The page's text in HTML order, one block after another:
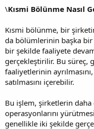
\Kısmi Bölünme Nasıl
Kısmi bölünme, bir
da bölümlerinin başka bir
bir şekilde faaliyete
gerçekleştirilir. Bu süreç,
faaliyetlerinin
satılmasını içerebilir.
Bu işlem, şirketlerin
operasyonlarını
genellikle iki şekilde